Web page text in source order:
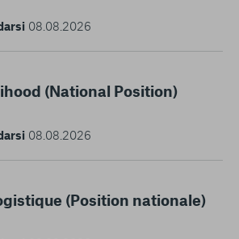
08.08.2026
(National Position)
08.08.2026
(Position nationale)